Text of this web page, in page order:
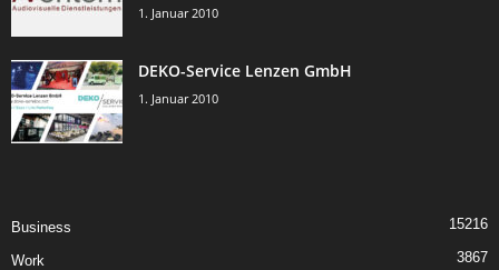
1. Januar 2010
DEKO-Service Lenzen GmbH
1. Januar 2010
Business 15216
Work 3867